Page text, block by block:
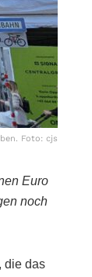
Foto: cjs
Euro
noch
die das